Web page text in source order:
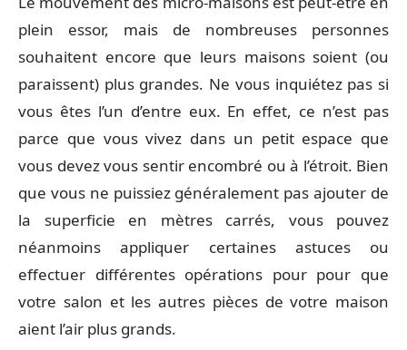
plein essor, mais de nombreuses personnes
souhaitent encore que leurs maisons soient (ou
paraissent) plus grandes. Ne vous inquiétez pas si
vous êtes l’un d’entre eux. En effet, ce n’est pas
parce que vous vivez dans un petit espace que
vous devez vous sentir encombré ou à l’étroit. Bien
que vous ne puissiez généralement pas ajouter de
la superficie en mètres carrés, vous pouvez
néanmoins appliquer certaines astuces ou
effectuer différentes opérations pour pour que
votre salon et les autres pièces de votre maison
aient l’air plus grands.